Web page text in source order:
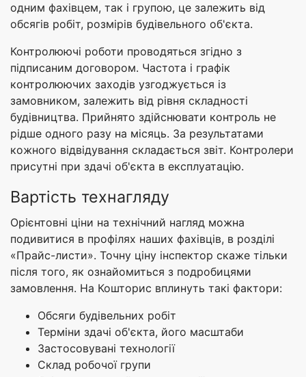
одним фахівцем, так і групою, це залежить від
обсягів робіт, розмірів будівельного об'єкта.
Контролюючі роботи проводяться згідно з
підписаним договором. Частота і графік
контролюючих заходів узгоджується із
замовником, залежить від рівня складності
будівництва. Прийнято здійснювати контроль не
рідше одного разу на місяць. За результатами
кожного відвідування складається звіт. Контролери
присутні при здачі об'єкта в експлуатацію.
Вартість технагляду
Орієнтовні ціни на технічний нагляд можна
подивитися в профілях наших фахівців, в розділі
«Прайс-листи». Точну ціну інспектор скаже тільки
після того, як ознайомиться з подробицями
замовлення. На Кошторис вплинуть такі фактори:
Обсяги будівельних робіт
Терміни здачі об'єкта, його масштаби
Застосовувані технології
Склад робочої групи